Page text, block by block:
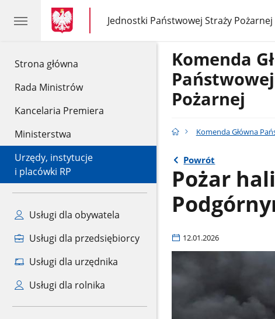
Strona główna
Rada Ministrów
Kancelaria Premiera
Ministerstwa
Urzędy, instytucje
i placówki RP
Usługi dla obywatela
Usługi dla przedsiębiorcy
Usługi dla urzędnika
Usługi dla rolnika
gov.pl
gov.pl
Jednostki Państwowej Straży Pożarnej
gov.pl
Jednostki
Państwowej
Komenda
Pożarnej
Komenda Główna
Powrót
Pożar
12.01.2026